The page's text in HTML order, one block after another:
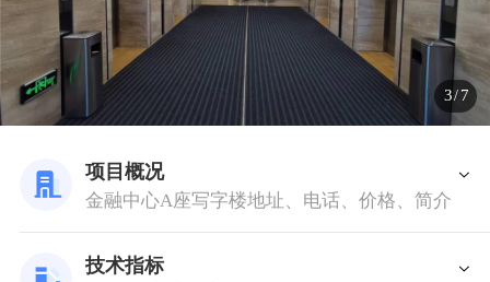
3/ 7
项目概况
金融中心A座写字楼地址、电话、价格、简介
技术指标